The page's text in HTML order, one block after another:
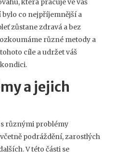
která pracuje ve váš
bylo co nejpříjemnější a
zůstane zdravá a bez
různé metody a
cíle a udržet váš
a jejich
různými problémy
podráždění, zarostlých
V této části se